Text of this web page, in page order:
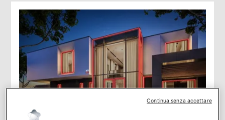
Continua senza accettare